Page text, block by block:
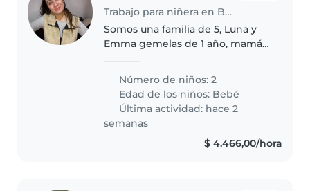
Trabajo para niñera en Buenos Aires
Somos una familia de 5, Luna y
Emma gemelas de 1 año, mamá y
Número de niños: 2
Edad de los niños: Bebé
Última actividad: hace 2
semanas
$ 4.466,00/hora